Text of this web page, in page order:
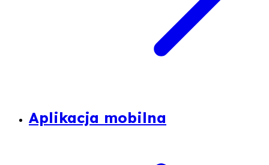
Aplikacja mobilna